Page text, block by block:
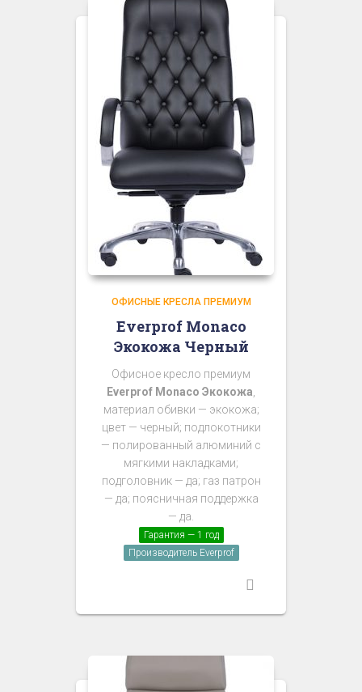
ОФИСНЫЕ КРЕСЛА ПРЕМИУМ
Everprof Monaco
Экокожа Черный
Офисное кресло премиум
Everprof Monaco Экокожа
материал обивки — экокожа;
цвет — черный; подлокотники
— полированный алюминий с
мягкими накладками;
подголовник — да; газ патрон
— да; поясничная поддержка
— да.
Гарантия — 1 год
Производитель Everprof